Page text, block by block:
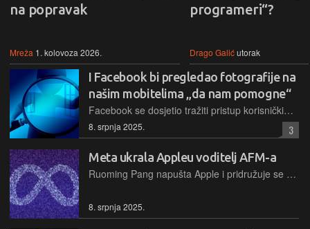
na popravak
Mreža 1. kolovoza 2026.
programeri“?
Drago Galićutorak
I Facebook bi pregledao fotografije na
našim mobitelima „da nam pomogne“
Facebook se dosjetio tražiti pristup korisničkim fotografijama, uključujući i one koje nikad nismo javno podijelili za „AI restyling“ i buduće „sugestije“, a zapravo da se domogne što više naših podataka
8. srpnja 2025. 3
Meta ukrala Appleu voditelj AFM-a
Ruoming Pang napušta Apple i pridružuje se Metinoj Superintelligence Labs grupi uz multi-milijunsku godišnju ponudu kao dio Zuckerbergove strategije privlačenja AI talenata.
8. srpnja 2025.